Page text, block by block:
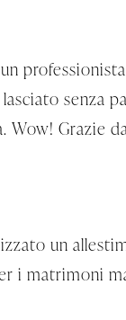
senza
Wow! Grazie
un
i matrimoni